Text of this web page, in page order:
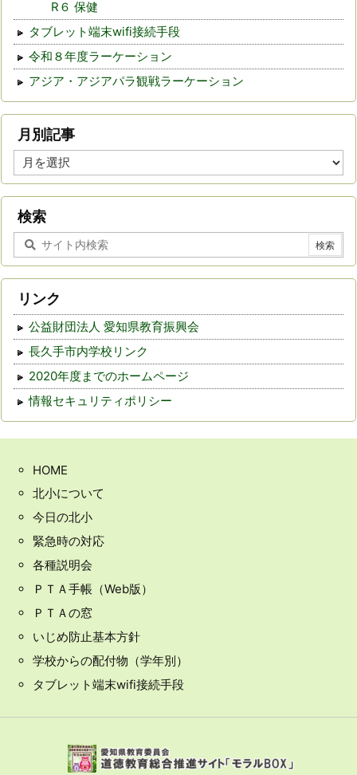
R６ 保健
タブレット端末wifi接続手段
令和８年度ラーケーション
アジア・アジアパラ観戦ラーケーション
月別記事
月
別
記
検索
リンク
公益財団法人 愛知県教育振興会
長久手市内学校リンク
2020年度までのホームページ
情報セキュリティポリシー
HOME
北小について
今日の北小
緊急時の対応
各種説明会
ＰＴＡ手帳（Web版）
ＰＴＡの窓
いじめ防止基本方針
学校からの配付物（学年別）
タブレット端末wifi接続手段